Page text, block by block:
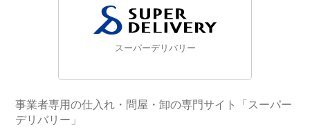
スーパーデリバリー
事業者専用の仕入れ・問屋・卸の専門サイト「スーパー
デリバリー」